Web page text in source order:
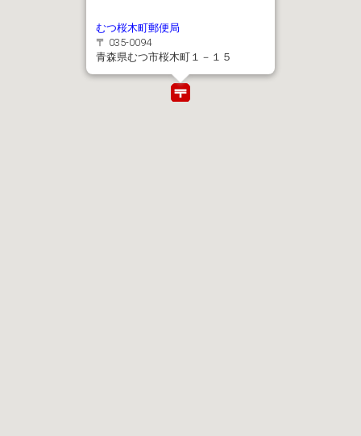
むつ桜木町郵便局
〒 035-0094
青森県むつ市桜木町１－１５